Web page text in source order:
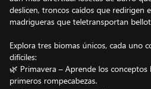
deslicen, troncos caídos que redirigen
madrigueras que teletransportan
Explora tres biomas únicos, cada uno
difíciles:
🌿 Primavera – Aprende los conceptos
primeros rompecabezas.